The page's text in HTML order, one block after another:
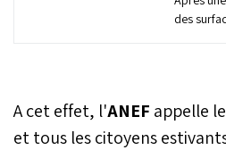
des
Tanger-
A cet effet, l'ANEF appelle
et tous les citoyens